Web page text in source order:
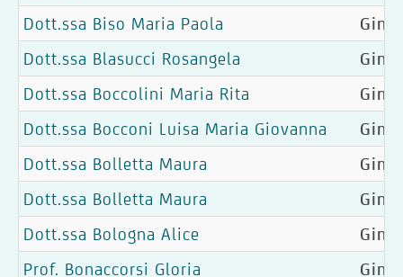
Dott.ssa Biso Maria Paola
Dott.ssa Blasucci Rosangela
Dott.ssa Boccolini Maria Rita
Dott.ssa Bocconi Luisa Maria Giovanna
Dott.ssa Bolletta Maura
Dott.ssa Bolletta Maura
Dott.ssa Bologna Alice
Prof. Bonaccorsi Gloria